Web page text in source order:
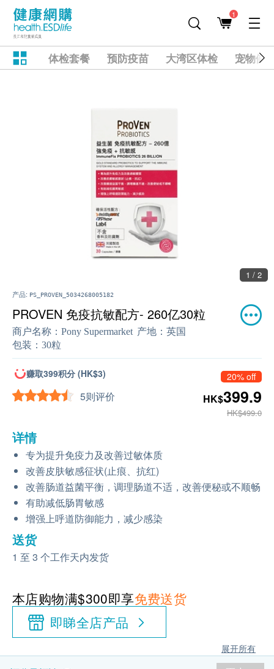
1
体检套餐 预防疫苗 大湾区体检 宠物健
1 / 2
产品: PS_PROVEN_5034268005182
PROVEN 免疫抗敏配方- 260亿30粒
商户名称： Pony Supermarket 产地： 英国
包装： 30粒
赚取399积分 (HK$3)
5则评价
20% off
HK$399.9
HK$499.0
详情
专为提升免疫力及改善过敏体质
改善皮肤敏感征状(止痕、抗红)
改善肠道益菌平衡，调理肠道不适，改善便秘或不顺畅
有助减低肠胃敏感
增强上呼道防御能力，减少感染
送货
1 至 3 个工作天内发货
本店购物满$300即享免费送货
即睇全店产品
展开所有